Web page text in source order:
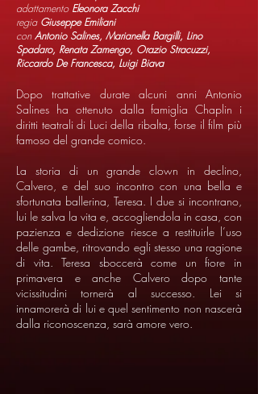
adattamento Eleonora Zacchi
regia Giuseppe Emiliani
conAntonio Salines, Marianella Bargilli, Lino
Spadaro, Renata Zamengo, Orazio Stracuzzi,
Riccardo De Francesca, Luigi Biava
Dopo trattative durate alcuni anni Antonio
Salines ha ottenuto dalla famiglia Chaplin i
diritti teatrali di Luci della ribalta, forse il film più
famoso del grande comico.
La storia di un grande clown in declino,
Calvero, e del suo incontro con una bella e
sfortunata ballerina, Teresa. I due si incontrano,
lui le salva la vita e, accogliendola in casa, con
pazienza e dedizione riesce a restituirle l’uso
delle gambe, ritrovando egli stesso una ragione
di vita. Teresa sboccerà come un fiore in
primavera e anche Calvero dopo tante
vicissitudini tornerà al successo. Lei si
innamorerà di lui e quel sentimento non nascerà
dalla riconoscenza, sarà amore vero.